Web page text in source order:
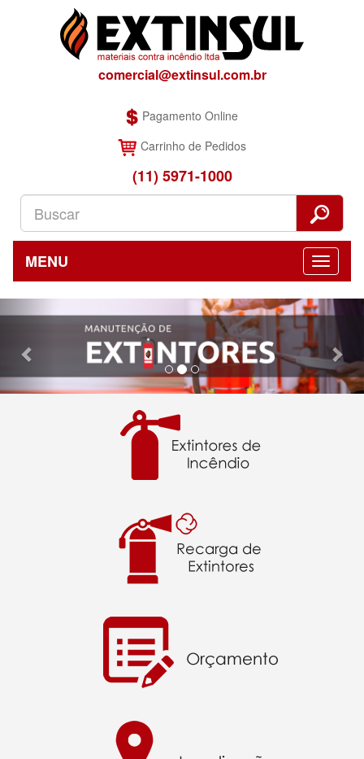
comercial@extinsul.com.br
Pagamento Online
Carrinho de Pedidos
(11) 5971-1000
MENU
Previous